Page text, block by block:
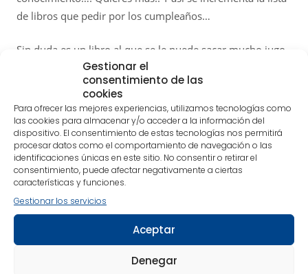
Gestionar el
consentimiento de las
cookies
Para ofrecer las mejores experiencias, utilizamos tecnologías como
las cookies para almacenar y/o acceder a la información del
dispositivo. El consentimiento de estas tecnologías nos permitirá
procesar datos como el comportamiento de navegación o las
identificaciones únicas en este sitio. No consentir o retirar el
consentimiento, puede afectar negativamente a ciertas
características y funciones.
Gestionar los servicios
Aceptar
Denegar
de libros que pedir por los cumpleaños…
Sin duda es un libro al que se le puede sacar mucho jugo.
Disfrutadlo, no es para menos.
Imágenes relacionadas
Portada de "50 clásicos de
la Filosofía"
Enlaces
VER LA